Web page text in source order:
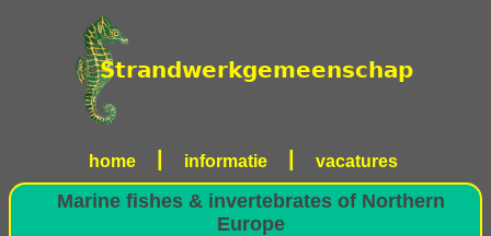
home informatie vacatures
Marine fishes & invertebrates of Northern
Europe